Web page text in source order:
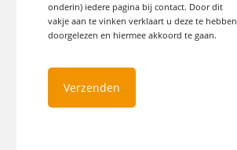
onderin) iedere pagina bij contact. Door dit
vakje aan te vinken verklaart u deze te hebben
doorgelezen en hiermee akkoord te gaan.